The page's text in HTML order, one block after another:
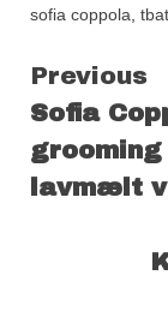
sofia coppola
Previous
Sofia
lavmælt